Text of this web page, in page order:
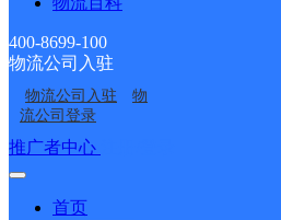
400-8699-100
物流公司入驻
物流公司入驻
物
流公司登录
推广者中心
首页
长垣博爱路速运营业点
顺丰速运 更多号码
随心所遇
顺丰速运
派送范围:全境